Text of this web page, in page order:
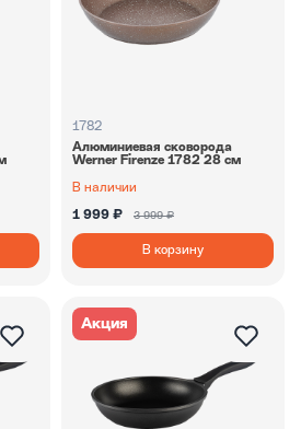
1782
Алюминиевая сковорода
Werner Firenze 1782 28 см
В наличии
1 999 ₽ 3 999 ₽
В корзину
Акция